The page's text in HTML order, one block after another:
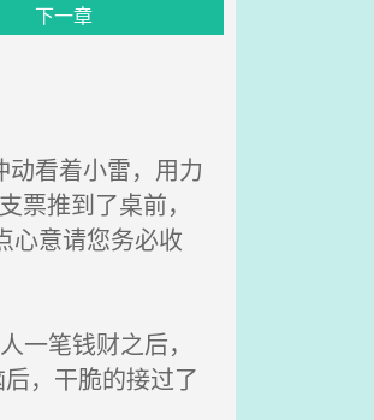
下一章
看着小雷，用力
推到了桌前，
心意请您务必收
笔钱财之后，
，干脆的接过了